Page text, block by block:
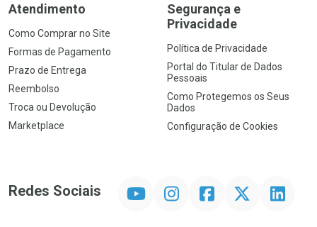
Atendimento
Como Comprar no Site
Formas de Pagamento
Prazo de Entrega
Reembolso
Troca ou Devolução
Marketplace
Segurança e
Privacidade
Política de Privacidade
Portal do Titular de Dados
Pessoais
Como Protegemos os Seus
Dados
Configuração de Cookies
Redes Sociais InstagramFacebook Linkedin